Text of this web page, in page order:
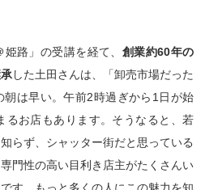
路」の受講を経て、 創業約60年の
した土田さんは、「卸売市場だった
朝は早い。午前2時過ぎから1日が始
るお店もあります。そうなると、若
らず、シャッター街だと思っている
門性の高い目利き店主がたくさんい
す。もっと多くの人にこの魅力を知